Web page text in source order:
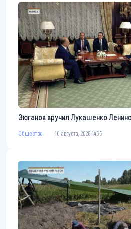
Зюганов вручил Лукашенко
Общество 10 августа, 2026 14:35